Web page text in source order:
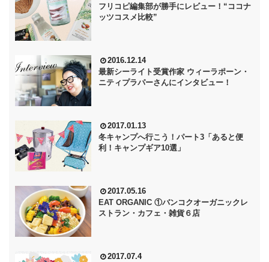
フリコピ編集部が勝手にレビュー！“ココナ
ッツコスメ比較”
2016.12.14
最新シーライト受賞作家 ウィーラポーン・
ニティプラパーさんにインタビュー！
2017.01.13
冬キャンプへ行こう！パート3「あると便
利！キャンプギア10選」
2017.05.16
EAT ORGANIC ①バンコクオーガニックレ
ストラン・カフェ・雑貨６店
2017.07.4